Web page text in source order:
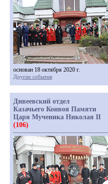
основан 18 октября 2020 г.
Другие события
Дивеевский отдел
Казачьего Конвоя Памяти
Царя Мученика Николая II
(106)